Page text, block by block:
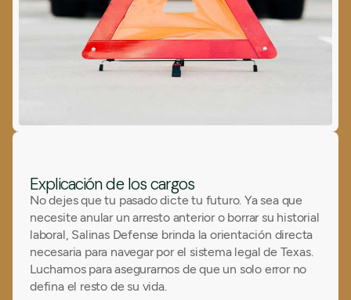
Explicación de los cargos
No dejes que tu pasado dicte tu futuro. Ya sea que
necesite anular un arresto anterior o borrar su historial
laboral, Salinas Defense brinda la orientación directa
necesaria para navegar por el sistema legal de Texas.
Luchamos para asegurarnos de que un solo error no
defina el resto de su vida.